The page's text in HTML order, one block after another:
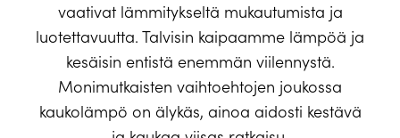
vaativat lämmitykseltä mukautumista ja
luotettavuutta. Talvisin kaipaamme lämpöä ja
kesäisin entistä enemmän viilennystä.
Monimutkaisten vaihtoehtojen joukossa
kaukolämpö on älykäs, ainoa aidosti kestävä